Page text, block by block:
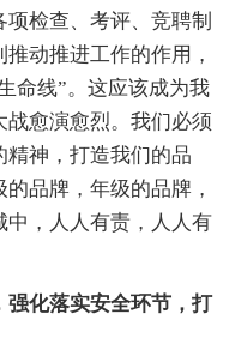
检查、考评、竞聘制
动推进工作的作用，
命线”。这应该成为我
愈演愈烈。我们必须
神，打造我们的品
品牌，年级的品牌，
，人人有责，人人有
化落实安全环节，打